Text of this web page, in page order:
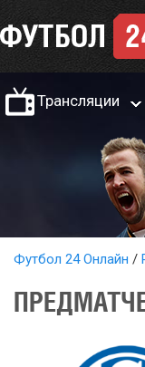
Трансляции
Футбол 24 Онлайн